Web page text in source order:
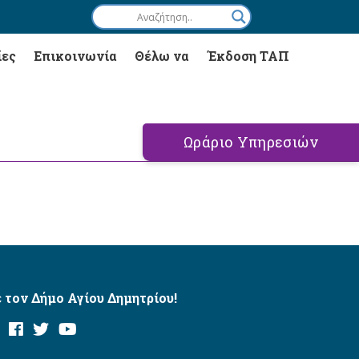
Επικοινωνία Θέλω να Έκδοση ΤΑΠ
Ωράριο Υπηρεσιών
τον Δήμο Αγίου Δημητρίου!